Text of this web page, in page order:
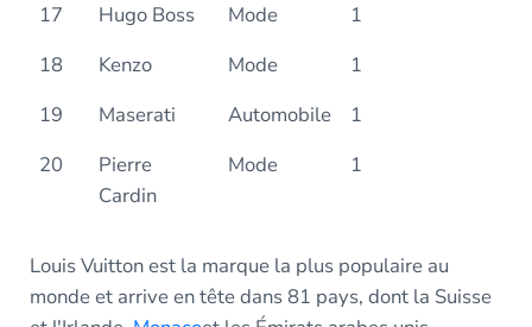
17
Hugo Boss Mode
1
18
Kenzo Mode
1
19
Maserati Automobile
1
20
Pierre
Cardin
Mode 1
Louis Vuitton est la marque la plus populaire au
monde et arrive en tête dans 81 pays, dont la Suisse